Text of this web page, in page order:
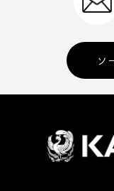
ソ